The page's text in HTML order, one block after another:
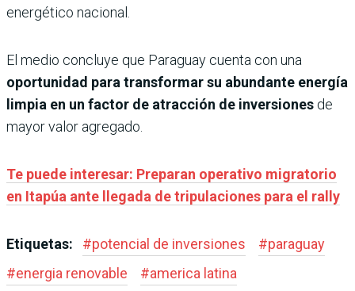
energético nacional.
El medio concluye que Paraguay cuenta con una
oportunidad para transformar su abundante energía
limpia en un factor de atracción de inversiones de
mayor valor agregado.
Te puede interesar: Preparan operativo migratorio
en Itapúa ante llegada de tripulaciones para el rally
Etiquetas: #potencial de inversiones #paraguay
#energia renovable #america latina